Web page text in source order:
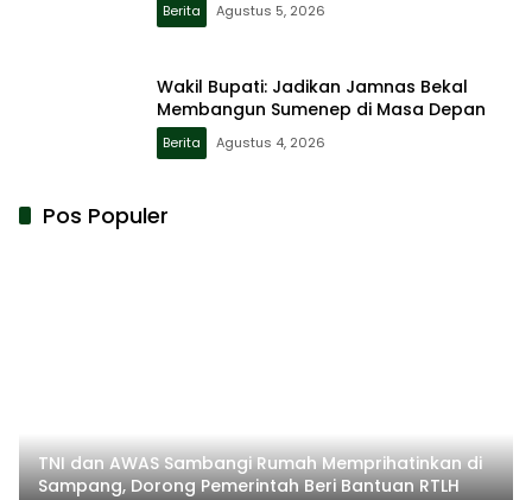
Berita Agustus 5, 2026
Wakil Bupati: Jadikan Jamnas Bekal
Membangun Sumenep di Masa Depan
Berita Agustus 4, 2026
Pos Populer
TNI dan AWAS Sambangi Rumah Memprihatinkan di
Sampang, Dorong Pemerintah Beri Bantuan RTLH